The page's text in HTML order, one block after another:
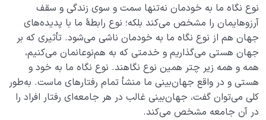
نوع نگاه ما به خودمان نه‌تنها سمت و سوی زندگی و سقف
آرزوهایمان را مشخص می­‌کند بلکه؛ نوع رابطۀ ما با پدیده‌های
جهان هم از نوع نگاه ما به خودمان ناشی می­‌شود. تأثیری که بر
جهان هستی می­‌گذاریم و خدمتی که به هم‌نوعانمان می­‌کنیم،
همه و همه زیر چتر همین نوع نگاهند. نوع نگاه ما به خود و
هستی و در واقع جهان‌بینی ما منشأ تمام رفتارهای ماست. به‌طور
کلی می‌توان گفت، جهان‌بینی غالب در هر جامعه‌ای رفتار افراد را
در آن جامعه مشخص می‌کند.